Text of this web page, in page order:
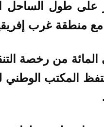
على طول الساحل
منطقة غرب
للشركة حصلت على 75 في المائة
2019، فيما يحتفظ المكتب